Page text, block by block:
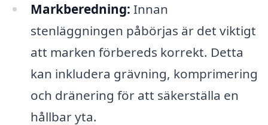
Markberedning: Innan
stenläggningen påbörjas är det viktigt
att marken förbereds korrekt. Detta
kan inkludera grävning, komprimering
och dränering för att säkerställa en
hållbar yta.